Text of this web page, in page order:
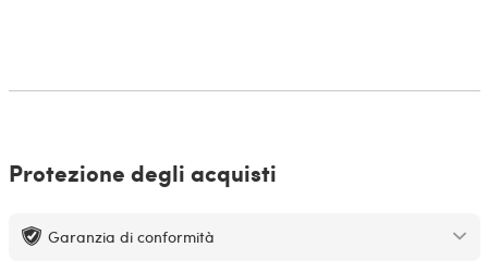
Protezione degli acquisti
Garanzia di conformità